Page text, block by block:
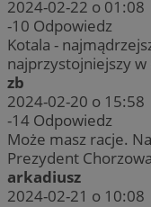
2024-02-22 o 01:08
-10 Odpowiedz
Kotala -
najprzystojniejszy w
zb
2024-02-20 o 15:58
-14 Odpowiedz
Może masz racje.
Prezydent
arkadiusz
2024-02-21 o 10:08